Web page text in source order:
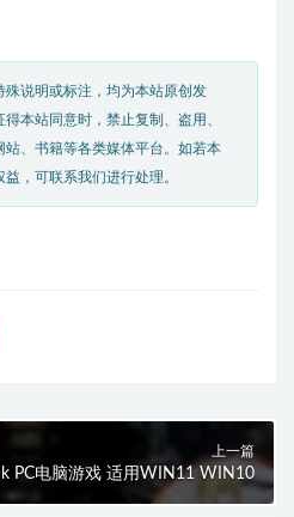
殊说明或标注，均为本站原创发
本站同意时，禁止复制、盗用、
、书籍等各类媒体平台。如若本
，可联系我们进行处理。
上一篇
PC电脑游戏 适用WIN11 WIN10